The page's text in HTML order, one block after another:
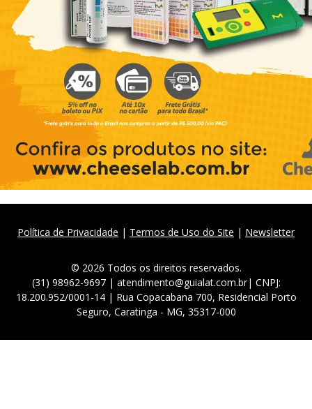
Política de Privacidade | Termos de Uso do Site | Newsletter
© 2026 Todos os direitos reservados.
(31) 98962-9697 | atendimento@guialat.com.br| CNPJ:
18.200.952/0001-14 | Rua Copacabana 700, Residencial Porto
Seguro, Caratinga - MG, 35317-000